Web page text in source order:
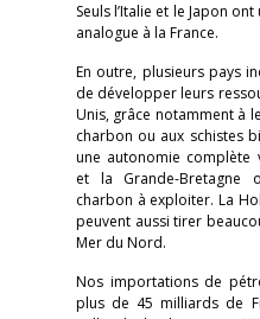
Seuls l’Italie et le Japon
analogue à la France.
En outre, plusieurs pays
de développer leurs
Unis, grâce notamment à
charbon ou aux schistes
une autonomie complète
et la Grande-Bretagne
charbon à exploiter. La
peuvent aussi tirer
Mer du Nord.
Nos importations de
plus de 45 milliards de